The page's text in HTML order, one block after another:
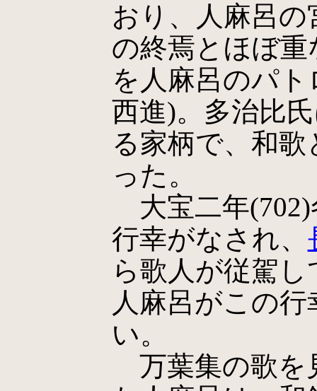
おり、人麻呂
の終焉とほぼ
を人麻呂のパ
西進)。多治比
る家柄で、和
った。
大宝二年(702)
行幸がなされ、
ら歌人が従駕
人麻呂がこの
い。
万葉集の歌を